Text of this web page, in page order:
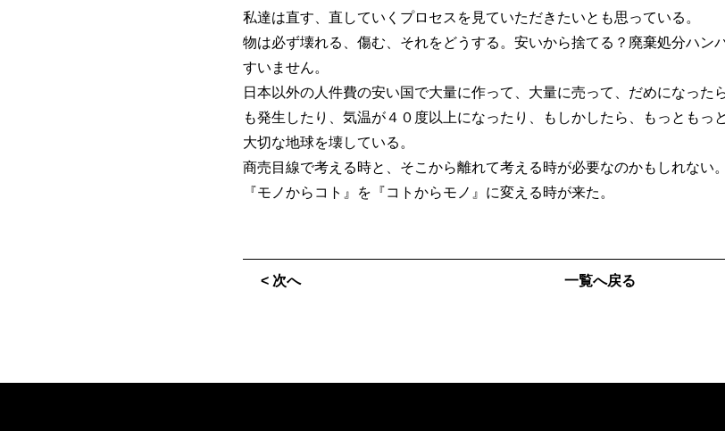
私達は直す、直していくプロセスを見ていただきたいとも思っている。
物は必ず壊れる、傷む、それをどうする。安いから捨てる？廃棄処分ハン
すいません。
日本以外の人件費の安い国で大量に作って、大量に売って、だめになった
も発生したり、気温が４０度以上になったり、もしかしたら、もっともっ
大切な地球を壊している。
商売目線で考える時と、そこから離れて考える時が必要なのかもしれない。
『モノからコト』を『コトからモノ』に変える時が来た。
< 次へ 一覧へ戻る